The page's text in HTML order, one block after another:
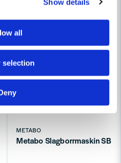
Show details
all
selection
fråga
400W
METABO
Metabo Slagborrmaskin SB